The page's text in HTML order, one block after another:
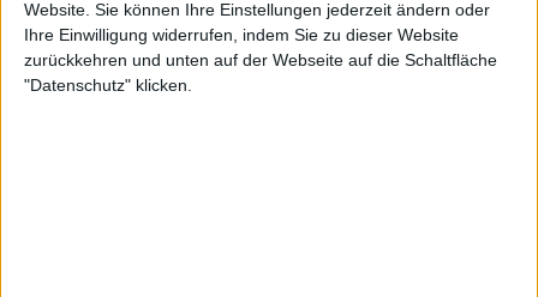
Website. Sie können Ihre Einstellungen jederzeit ändern oder
Ihre Einwilligung widerrufen, indem Sie zu dieser Website
zurückkehren und unten auf der Webseite auf die Schaltfläche
"Datenschutz" klicken.